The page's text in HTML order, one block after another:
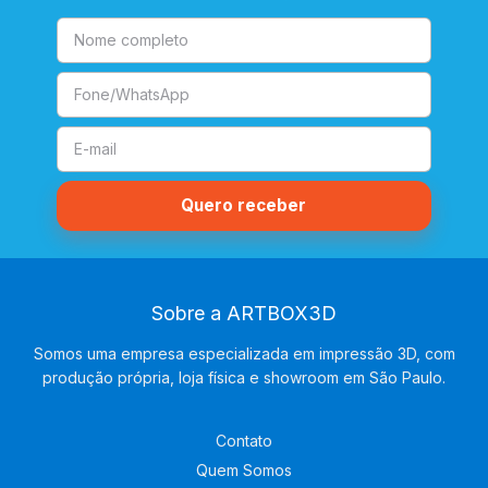
Sobre a ARTBOX3D
Somos uma empresa especializada em impressão 3D, com
produção própria, loja física e showroom em São Paulo.
Contato
Quem Somos